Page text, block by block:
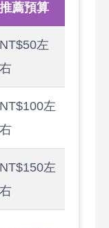
推薦預算
NT$50左
右
NT$100左
右
NT$150左
右